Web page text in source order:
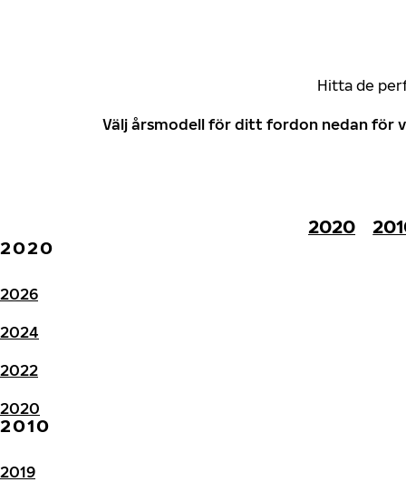
Hitta de
Välj årsmodell för ditt fordon nedan för
2020
2020
2026
2024
2022
2020
2010
2019